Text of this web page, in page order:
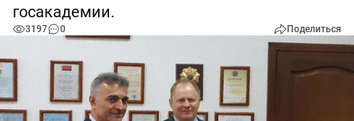
госакадемии.
3197 0 Поделиться